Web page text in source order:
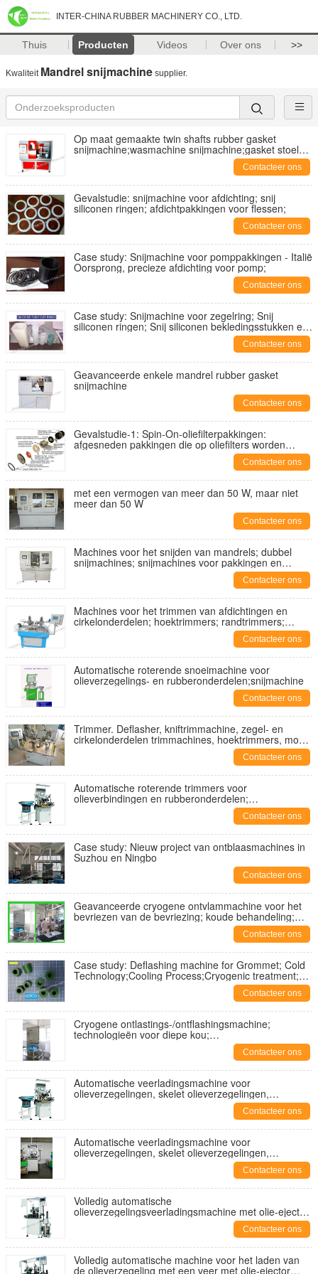
INTER-CHINA RUBBER MACHINERY CO., LTD.
Thuis Producten Videos Over ons >>
Kwaliteit Mandrel snijmachine supplier.
Op maat gemaakte twin shafts rubber gasket
snijmachine;wasmachine snijmachine;gasket stoel
Contacteer ons
Gevalstudie: snijmachine voor afdichting; snij
siliconen ringen; afdichtpakkingen voor flessen;
Contacteer ons
Case study: Snijmachine voor pomppakkingen - Italië
Oorsprong, precieze afdichting voor pomp;
Contacteer ons
Case study: Snijmachine voor zegelring; Snij
siliconen ringen; Snij siliconen bekledingsstukken en
Contacteer ons
Geavanceerde enkele mandrel rubber gasket
snijmachine
Contacteer ons
Gevalstudie-1: Spin-On-oliefilterpakkingen:
afgesneden pakkingen die op oliefilters worden
Contacteer ons
met een vermogen van meer dan 50 W, maar niet
meer dan 50 W
Contacteer ons
Machines voor het snijden van mandrels; dubbel
snijmachines; snijmachines voor pakkingen en
wasmachines; pakkingsnijmachines; Contacteer ons
Machines voor het trimmen van afdichtingen en
cirkelonderdelen; hoektrimmers; randtrimmers;
Contacteer ons
Automatische roterende snoeimachine voor
olieverzegelings- en rubberonderdelen;snijmachine
Contacteer ons
Trimmer. Deflasher, kniftrimmachine, zegel- en
cirkelonderdelen trimmachines, hoektrimmers, model
Contacteer ons
Automatische roterende trimmers voor
olieverbindingen en rubberonderdelen;
vacuümtrimmers; rubbertrimmers; hoektrimmers
Contacteer ons
Case study: Nieuw project van ontblaasmachines in
Suzhou en Ningbo
Contacteer ons
Geavanceerde cryogene ontvlammachine voor het
bevriezen van de bevriezing; koude behandeling;
Contacteer ons
Case study: Deflashing machine for Grommet; Cold
Technology;Cooling Process;Cryogenic treatment;
Contacteer ons
Cryogene ontlastings-/ontflashingsmachine;
technologieën voor diepe kou;
stikstofontlastingsmachine; ontlastingsmachine voor
Contacteer ons
Automatische veerladingsmachine voor
olieverzegelingen, skelet olieverzegelingen,
hydraulische olieverzegelingen, voor Contacteer ons
Automatische veerladingsmachine voor
olieverzegelingen, skelet olieverzegelingen,
hydraulische olieverzegelingen, voor Contacteer ons
Volledig automatische
olieverzegelingsveerladingsmachine met olie-ejector,
veervoedingsmachine voor olieverzegeling;Contacteer ons
Volledig automatische machine voor het laden van
de olieverzegeling met een veer met olie-ejector